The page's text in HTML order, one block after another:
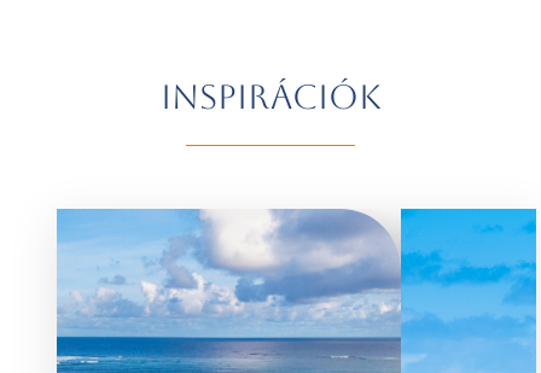
További érdekességekért Brazíliáról
A programok sorrendje az indulási
természeti
vidék hangulata is
Inspirációk
tovább »